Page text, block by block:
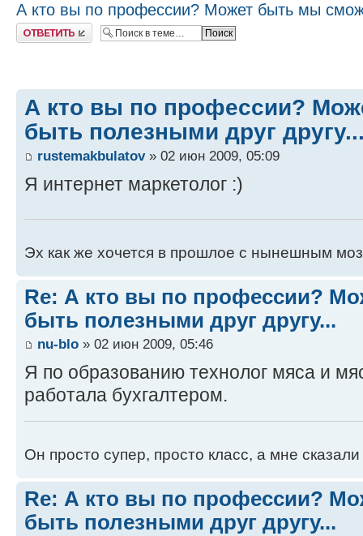
А кто вы по профессии? Может быть мы
Ответить
А кто вы по профессии?
быть полезными друг
rustemakbulatov» 02 июн 2009, 05:09
Я интернет маркетолог :)
Эх как же хочется в прошлое с нынешным
Re: А кто вы по профессии?
быть полезными друг другу...
nu-blo » 02 июн 2009, 05:46
Я по образованию технолог мяса и
работала бухгалтером.
Он просто супер, просто класс, а мне сказали
Re: А кто вы по профессии?
быть полезными друг другу...